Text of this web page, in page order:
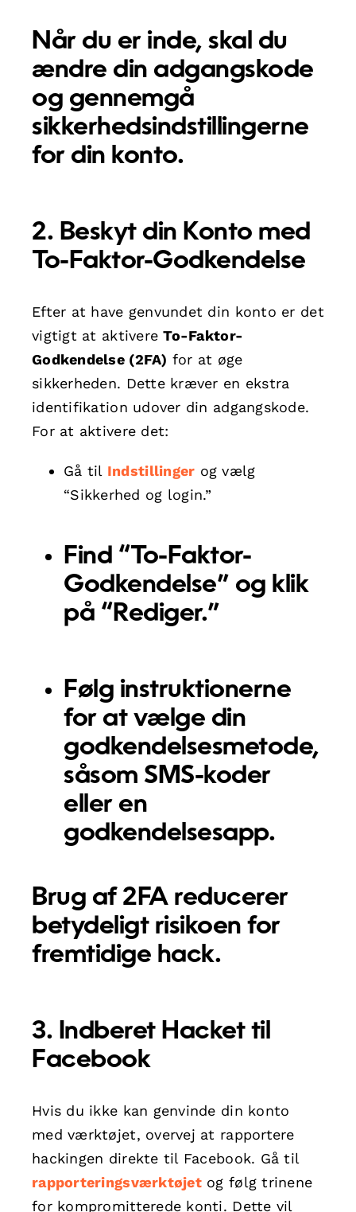
Når du er inde, skal du
ændre din adgangskode
og gennemgå
sikkerhedsindstillingerne
for din konto.
2. Beskyt din Konto med
To-Faktor-Godkendelse
Efter at have genvundet din konto er det
vigtigt at aktivereTo-Faktor-
Godkendelse (2FA) for at øge
sikkerheden. Dette kræver en ekstra
identifikation udover din adgangskode.
For at aktivere det:
Gå til Indstillinger og vælg
“Sikkerhed og login.”
Find “To-Faktor-
Godkendelse” og klik
på “Rediger.”
Følg instruktionerne
for at vælge din
godkendelsesmetode,
såsom SMS-koder
eller en
godkendelsesapp.
Brug af 2FA reducerer
betydeligt risikoen for
fremtidige hack.
3. Indberet Hacket til
Facebook
Hvis du ikke kan genvinde din konto
med værktøjet, overvej at rapportere
hackingen direkte til Facebook. Gå til
rapporteringsværktøjetog følg trinene
for kompromitterede konti. Dette vil